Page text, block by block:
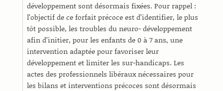
développement sont désormais fixées. Pour rappel :
l’objectif de ce forfait précoce est d’identifier, le plus
tôt possible, les troubles du neuro- développement
afin d’initier, pour les enfants de 0 à 7 ans, une
intervention adaptée pour favoriser leur
développement et limiter les sur-handicaps. Les
actes des professionnels libéraux nécessaires pour
les bilans et interventions précoces sont désormais